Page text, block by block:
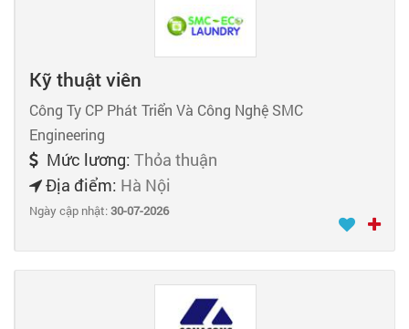
Kỹ thuật viên
Công Ty CP Phát Triển Và Công Nghệ SMC
Engineering
Mức lương: Thỏa thuận
Địa điểm: Hà Nội
Ngày cập nhật:30-07-2026